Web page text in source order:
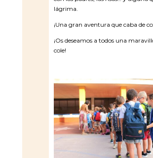
lágrima.
¡Una gran aventura que caba de
¡Os deseamos a todos una
cole!